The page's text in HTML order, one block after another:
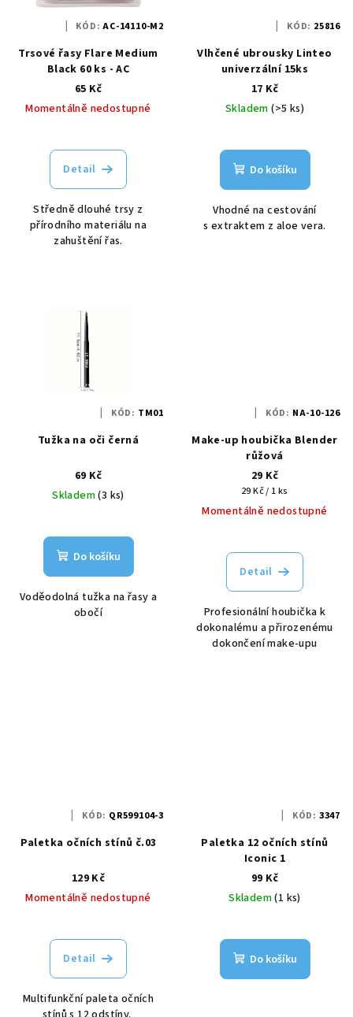
Trsové řasy Flare Medium
Black 60 ks - AC
65 Kč
Momentálně nedostupné
Detail
Středně dlouhé trsy z
přírodního materiálu na
zahuštění řas.
KÓD:AC-14110-M2
Vlhčené ubrousky Linteo
univerzální 15ks
17 Kč
Skladem(>5 ks)
Do košíku
Vhodné na cestování
s extraktem z aloe vera.
KÓD: 25816
Tužka na oči černá
69 Kč
Skladem(3 ks)
Do košíku
Voděodolná tužka na řasy a
obočí
KÓD: TM01
Make-up houbička Blender
růžová
29 Kč
Měrná
cena:
29 Kč / 1 ks
Momentálně nedostupné
Detail
Profesionální houbička k
dokonalému a přirozenému
dokončení make-upu
KÓD: NA-10-126
Paletka očních stínů č.03
129 Kč
Momentálně nedostupné
Detail
Multifunkční paleta očních
KÓD: QR599104-3
Paletka 12 očních stínů
Iconic 1
99 Kč
Skladem(1 ks)
Do košíku
KÓD: 3347